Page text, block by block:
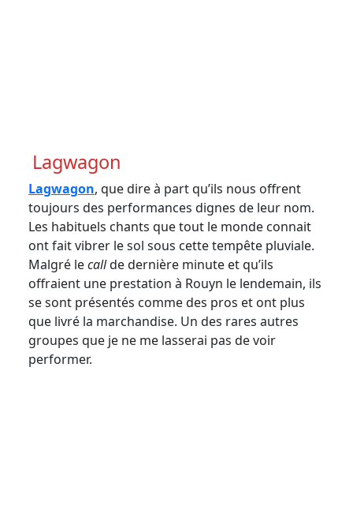
Lagwagon
Lagwagon, que dire à part qu’ils nous offrent
toujours des performances dignes de leur nom.
Les habituels chants que tout le monde connait
ont fait vibrer le sol sous cette tempête pluviale.
Malgré lecallde dernière minute et qu’ils
offraient une prestation à Rouyn le lendemain, ils
se sont présentés comme des pros et ont plus
que livré la marchandise. Un des rares autres
groupes que je ne me lasserai pas de voir
performer.